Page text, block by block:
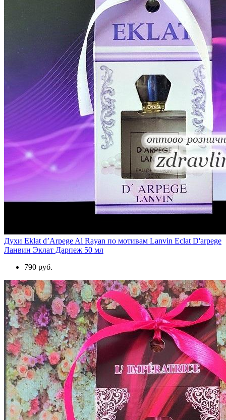
Духи Eklat d’Arpege Al Rayan по мотивам Lanvin Eclat D'arpege
Ланвин Эклат Дарпеж 50 мл
790 руб.